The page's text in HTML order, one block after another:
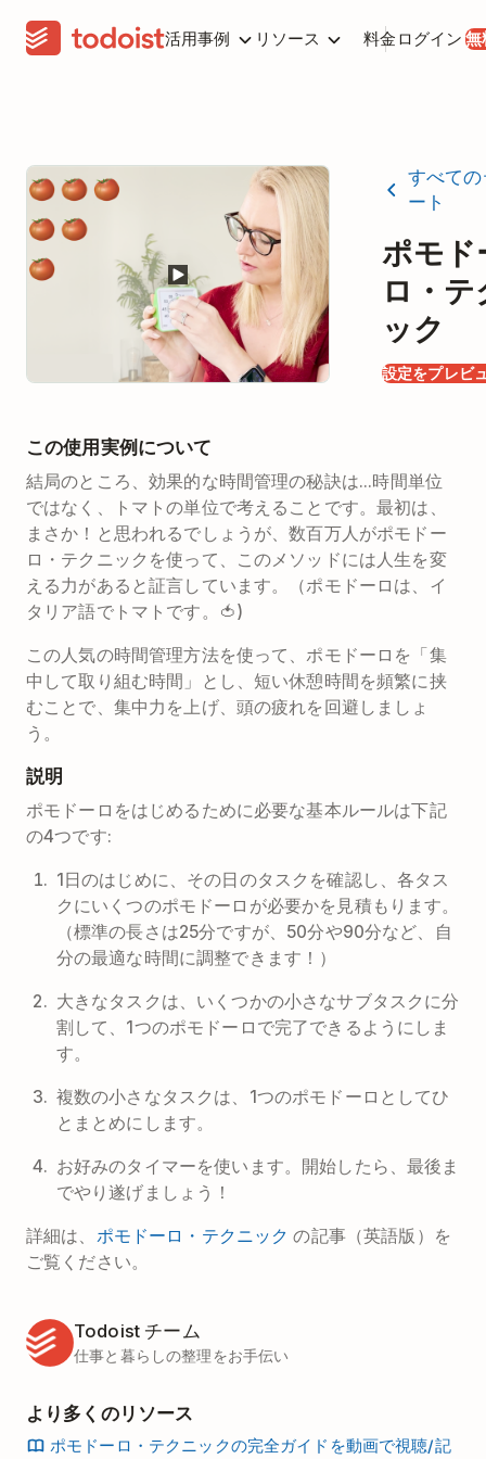
活用事例 リソース 料金 ログイン 無
すべて
ート
ポモド
ロ・テ
ック
設定をプレビ
この使用実例について
結局のところ、効果的な時間管理の秘訣は...時間単位
ではなく、トマトの単位で考えることです。最初は、
まさか！と思われるでしょうが、数百万人がポモドー
ロ・テクニックを使って、このメソッドには人生を変
える力があると証言しています。（ポモドーロは、イ
タリア語でトマトです。🍅)
この人気の時間管理方法を使って、ポモドーロを「集
中して取り組む時間」とし、短い休憩時間を頻繁に挟
むことで、集中力を上げ、頭の疲れを回避しましょ
う。
説明
ポモドーロをはじめるために必要な基本ルールは下記
の4つです:
1日のはじめに、その日のタスクを確認し、各タス
クにいくつのポモドーロが必要かを見積もります。
（標準の長さは25分ですが、50分や90分など、自
分の最適な時間に調整できます！）
大きなタスクは、いくつかの小さなサブタスクに分
割して、1つのポモドーロで完了できるようにしま
す。
複数の小さなタスクは、1つのポモドーロとしてひ
とまとめにします。
お好みのタイマーを使います。開始したら、最後ま
でやり遂げましょう！
詳細は、 ポモドーロ・テクニック の記事（英語版）を
ご覧ください。
Todoist チーム
仕事と暮らしの整理をお手伝い
より多くのリソース
ポモドーロ・テクニックの完全ガイドを動画で視聴/記